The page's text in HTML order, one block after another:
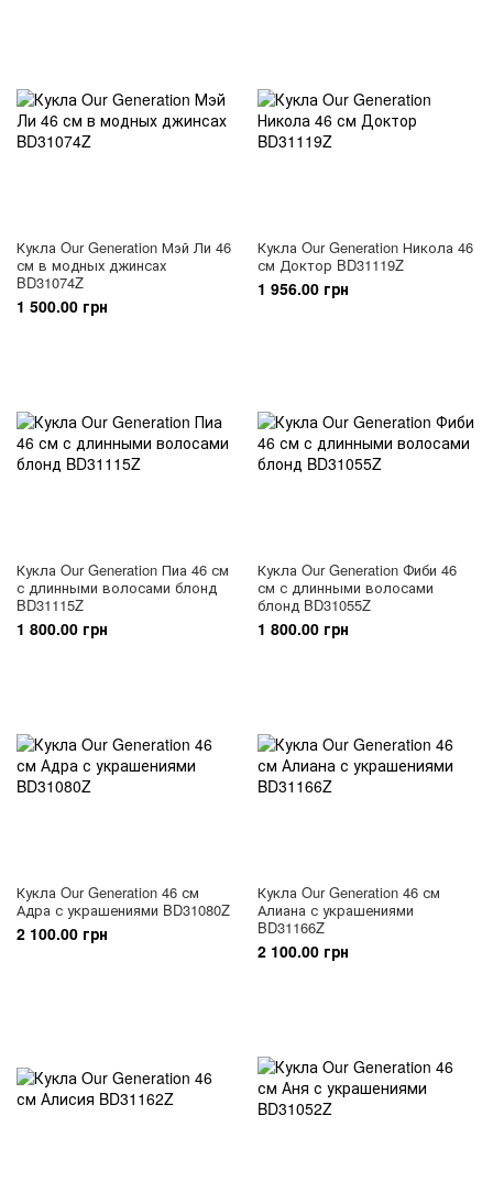
Кукла Our Generation Мэй Ли 46
см в модных джинсах
BD31074Z
1 500.00 грн
Кукла Our Generation Никола 46
см Доктор BD31119Z
1 956.00 грн
Кукла Our Generation Пиа 46 см
с длинными волосами блонд
BD31115Z
1 800.00 грн
Кукла Our Generation Фиби 46
см с длинными волосами
блонд BD31055Z
1 800.00 грн
Кукла Our Generation 46 см
Адра с украшениями BD31080Z
2 100.00 грн
Кукла Our Generation 46 см
Алиана с украшениями
BD31166Z
2 100.00 грн